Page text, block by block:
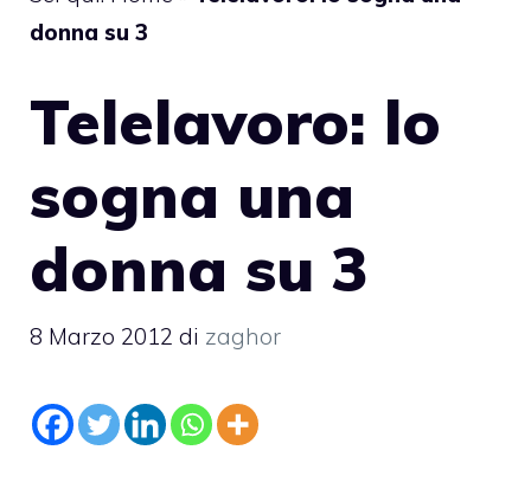
donna su 3
Telelavoro: lo
sogna una
donna su 3
8 Marzo 2012 di zaghor